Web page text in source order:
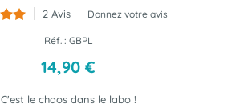
2 Avis Donnez votre avis
Réf. : GBPL
14,90 €
C'est le chaos dans le labo !